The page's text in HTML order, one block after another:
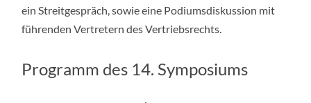
ein Streitgespräch, sowie eine Podiumsdiskussion mit
führenden Vertretern des Vertriebsrechts.
Programm des 14. Symposiums